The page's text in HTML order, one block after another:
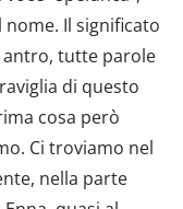
Il significato
tutte parole
di questo
cosa però
Ci troviamo nel
nella parte